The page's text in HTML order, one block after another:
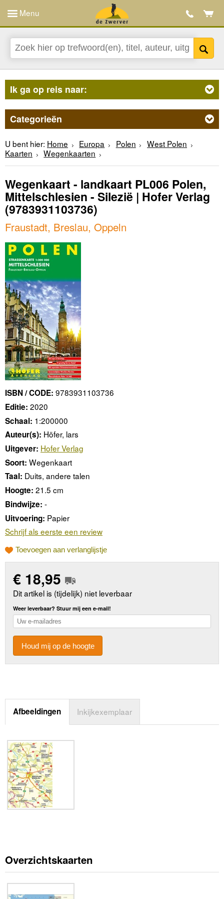
Menu
Ik ga op reis naar:
Categorieën
U bent hier: Home Europa Polen
West Polen
Kaarten
Wegenkaarten
Wegenkaart - landkaart PL006 Polen,
Mittelschlesien - Silezië | Hofer Verlag
(9783931103736)
Fraustadt, Breslau, Oppeln
ISBN / CODE: 9783931103736
Editie: 2020
Schaal: 1:200000
Auteur(s): Höfer, lars
Uitgever: Hofer Verlag
Soort: Wegenkaart
Taal: Duits, andere talen
Hoogte: 21.5 cm
Bindwijze: -
Uitvoering: Papier
Schrijf als eerste een review
Toevoegen aan verlanglijstje
€ 18,95
Dit artikel is (tijdelijk) niet leverbaar
Weer leverbaar? Stuur mij een e-mail!
Houd mij op de hoogte
Afbeeldingen Inkijkexemplaar
Overzichtskaarten